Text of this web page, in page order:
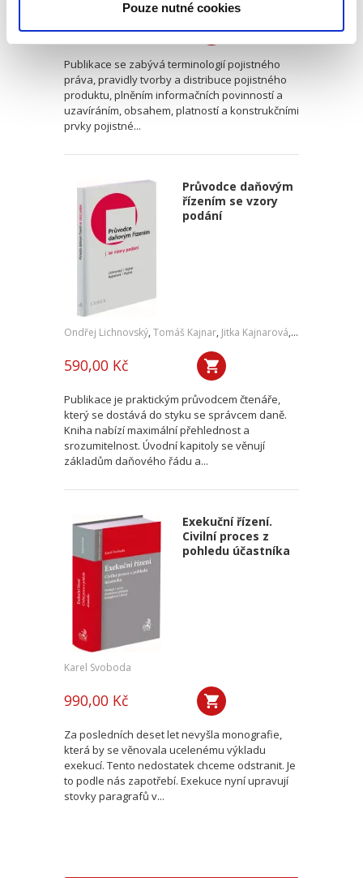
Pouze nutné cookies
490,00 Kč
Publikace se zabývá terminologií pojistného
práva, pravidly tvorby a distribuce pojistného
produktu, plněním informačních povinností a
uzavíráním, obsahem, platností a konstrukčními
prvky pojistné...
Průvodce daňovým
řízením se vzory
podání
Ondřej Lichnovský, Tomáš Kajnar, Jitka Kajnarová, Tomáš Rydval
590,00 Kč
Publikace je praktickým průvodcem čtenáře,
který se dostává do styku se správcem daně.
Kniha nabízí maximální přehlednost a
srozumitelnost. Úvodní kapitoly se věnují
základům daňového řádu a...
Exekuční řízení.
Civilní proces z
pohledu účastníka
Karel Svoboda
990,00 Kč
Za posledních deset let nevyšla monografie,
která by se věnovala ucelenému výkladu
exekucí. Tento nedostatek chceme odstranit. Je
to podle nás zapotřebí. Exekuce nyní upravují
stovky paragrafů v...